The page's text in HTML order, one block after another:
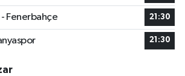
Fenerbahçe 21:30
21:30